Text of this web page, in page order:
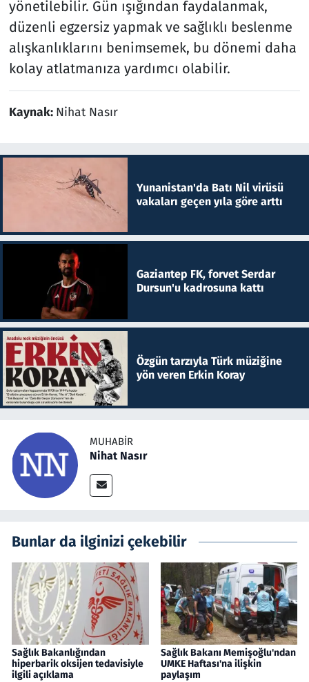
yönetilebilir. Gün ışığından faydalanmak,
düzenli egzersiz yapmak ve sağlıklı beslenme
alışkanlıklarını benimsemek, bu dönemi daha
kolay atlatmanıza yardımcı olabilir.
Kaynak: Nihat Nasır
Yunanistan'da Batı Nil virüsü
vakaları geçen yıla göre arttı
Gaziantep FK, forvet Serdar
Dursun'u kadrosuna kattı
Özgün tarzıyla Türk müziğine
yön veren Erkin Koray
MUHABIR
Nihat Nasır
Bunlar da ilginizi çekebilir
Sağlık Bakanlığından
hiperbarik oksijen tedavisiyle
ilgili açıklama
Sağlık Bakanı Memişoğlu'ndan
UMKE Haftası'na ilişkin
paylaşım